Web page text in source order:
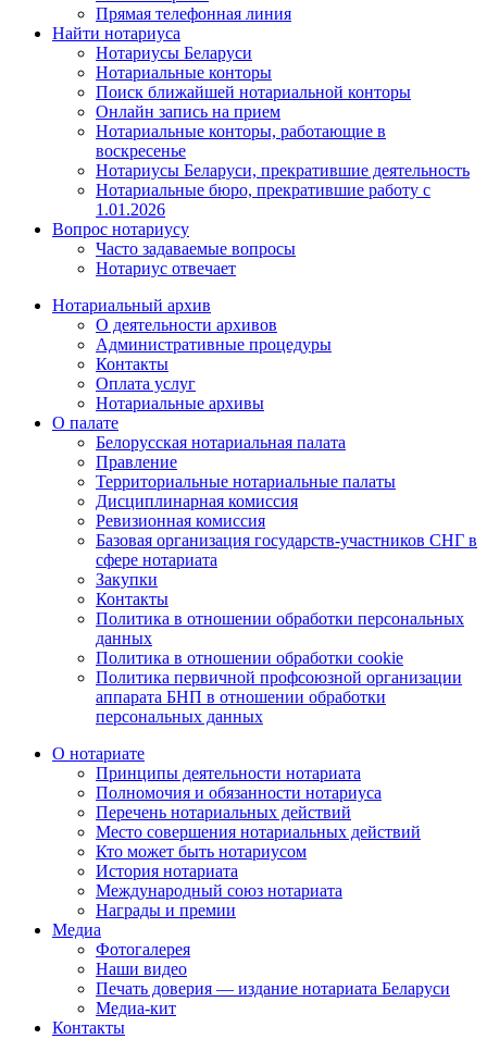
Прямая телефонная линия
Найти нотариуса
Нотариусы Беларуси
Нотариальные конторы
Поиск ближайшей нотариальной конторы
Онлайн запись на прием
Нотариальные конторы, работающие в
воскресенье
Нотариусы Беларуси, прекратившие деятельность
Нотариальные бюро, прекратившие работу с
1.01.2026
Вопрос нотариусу
Часто задаваемые вопросы
Нотариус отвечает
Нотариальный архив
О деятельности архивов
Административные процедуры
Контакты
Оплата услуг
Нотариальные архивы
О палате
Белорусская нотариальная палата
Правление
Территориальные нотариальные палаты
Дисциплинарная комиссия
Ревизионная комиссия
Базовая организация государств-участников СНГ в
сфере нотариата
Закупки
Контакты
Политика в отношении обработки персональных
данных
Политика в отношении обработки cookie
Политика первичной профсоюзной организации
аппарата БНП в отношении обработки
персональных данных
О нотариате
Принципы деятельности нотариата
Полномочия и обязанности нотариуса
Перечень нотариальных действий
Место совершения нотариальных действий
Кто может быть нотариусом
История нотариата
Международный союз нотариата
Награды и премии
Медиа
Фотогалерея
Наши видео
Печать доверия — издание нотариата Беларуси
Медиа-кит
Контакты